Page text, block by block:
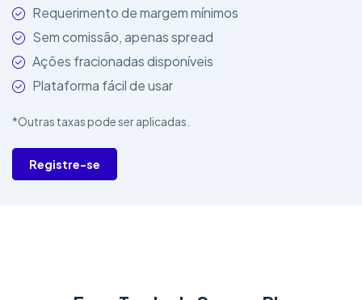
Requerimento de margem mínimos
Sem comissão, apenas spread
Ações fracionadas disponíveis
Plataforma fácil de usar
*Outras taxas pode ser aplicadas.
Registre-se